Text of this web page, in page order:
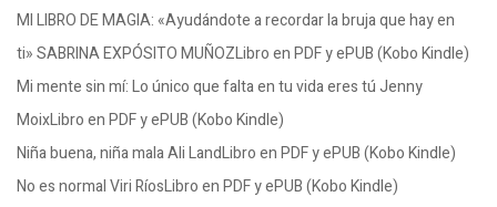
MI LIBRO DE MAGIA: «Ayudándote a recordar la bruja que hay en
ti» SABRINA EXPÓSITO MUÑOZLibro en PDF y ePUB (Kobo Kindle)
Mi mente sin mí: Lo único que falta en tu vida eres tú Jenny
MoixLibro en PDF y ePUB (Kobo Kindle)
Niña buena, niña mala Ali LandLibro en PDF y ePUB (Kobo Kindle)
No es normal Viri RíosLibro en PDF y ePUB (Kobo Kindle)